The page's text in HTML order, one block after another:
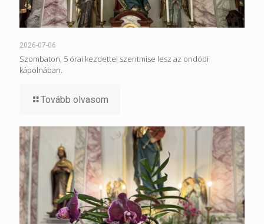
2026-07-06
Szombaton, 5 órai kezdettel szentmise lesz az ondódi
kápolnában.
Tovább olvasom